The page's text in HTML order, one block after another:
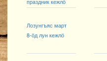
праздник кежлӧ
Лозунгъяс март
8-ӧд лун кежлӧ